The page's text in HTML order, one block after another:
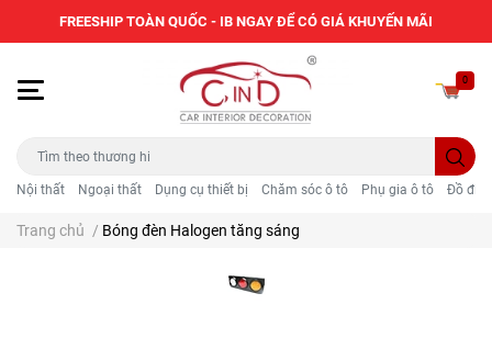
Nội thất Ngoại thất Dụng cụ thiết bị Chăm sóc ô tô Phụ gia ô tô Đồ
0
Trang chủ / Bóng đèn Halogen tăng sáng
FREESHIP TOÀN QUỐC - IB NGAY ĐỂ CÓ GIÁ KHUYẾN MÃI